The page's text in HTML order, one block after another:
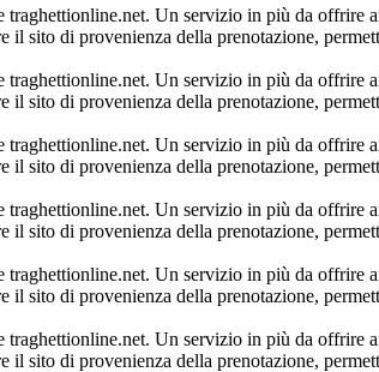
Un servizio in più da offrire
sito di provenienza della prenotazione,
Un servizio in più da offrire
sito di provenienza della prenotazione,
Un servizio in più da offrire
sito di provenienza della prenotazione,
Un servizio in più da offrire
sito di provenienza della prenotazione,
Un servizio in più da offrire
sito di provenienza della prenotazione,
Un servizio in più da offrire
sito di provenienza della prenotazione,